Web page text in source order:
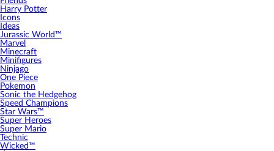
Harry Potter
Icons
Ideas
Jurassic World™
Marvel
Minecraft
Minifigures
Ninjago
One Piece
Pokemon
Sonic the Hedgehog
Speed Champions
Star Wars™
Super Heroes
Super Mario
Technic
Wicked™